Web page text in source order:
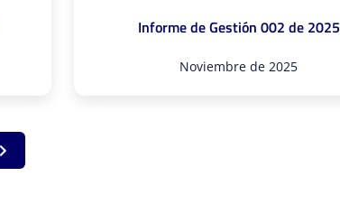
Informe de Gestión 002 de 2025
Noviembre de 2025